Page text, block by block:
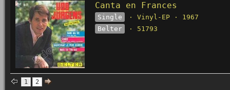
Canta en Frances
Single
· Vinyl-EP · 1967
Belter
· 51793
1 2